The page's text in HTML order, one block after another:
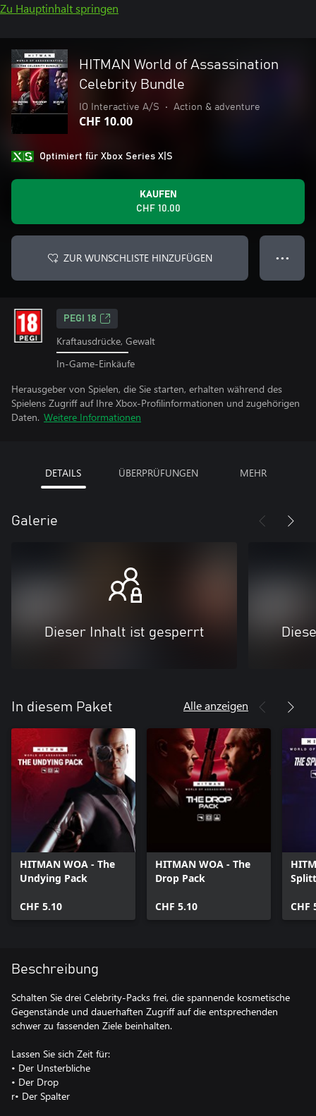
Zu Hauptinhalt springen
HITMAN World of Assassination
Celebrity Bundle
IO Interactive A/S • Action & adventure
CHF 10.00
Optimiert für Xbox Series X|S
KAUFEN
CHF 10.00
ZUR WUNSCHLISTE HINZUFÜGEN ● ● ●
PEGI 18
Kraftausdrücke, Gewalt
In-Game-Einkäufe
Herausgeber von Spielen, die Sie starten, erhalten während des
Spielens Zugriff auf Ihre Xbox-Profilinformationen und zugehörigen
Daten. Weitere Informationen
DETAILS ÜBERPRÜFUNGEN MEHR
Galerie
Dieser Inhalt ist gesperrt
In diesem Paket Alle anzeigen
HITMAN WOA - The
Undying Pack
CHF 5.10
HITMAN WOA - The
Drop Pack
CHF 5.10 CHF
Beschreibung
Schalten Sie drei Celebrity-Packs frei, die spannende kosmetische
Gegenstände und dauerhaften Zugriff auf die entsprechenden
schwer zu fassenden Ziele beinhalten.
Lassen Sie sich Zeit für:
• Der Unsterbliche
• Der Drop
r• Der Spalter